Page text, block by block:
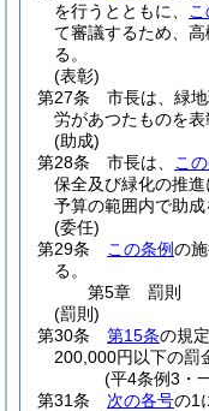
を行うとともに、
て審議するため、
る。
(表彰)
第27条
市長は、緑
労があつたものを表
(助成)
第28条
市長は、 こ
保全及び緑化の推進
予算の範囲内で助成
(委任)
第29条
この条例の
る。
第5章
罰則
(罰則)
第30条
第15条の規
200,000円以下の罰
(平4条例3・
第31条
次の各号の1